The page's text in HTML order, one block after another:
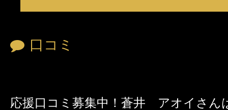
口コミ
応援口コミ募集中！蒼井 アオイさん